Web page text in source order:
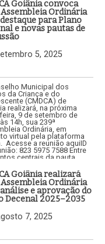
Goiânia convoca
Assembleia Ordinária
para Plano
e novas pautas de
5, 2025
Municipal dos
da Criança e do
(CMDCA) de
realizará, na próxima
9 de setembro de
14h, sua 239ª
Ordinária, em
virtual pela plataforma
Acesse a reunião aquiID
823 5975 7588 Entre
centrais da pauta
Goiânia realizará
Assembleia Ordinária
e aprovação do
Decenal 2025–2035
7, 2025